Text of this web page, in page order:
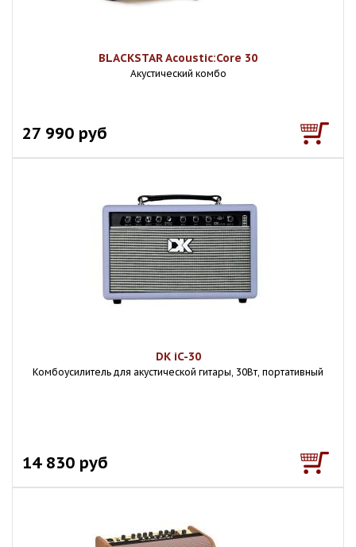
BLACKSTAR Acoustic:Core 30
Акустический комбо
27 990 руб
DK iC-30
Комбоусилитель для акустической гитары, 30Вт, портативный
14 830 руб